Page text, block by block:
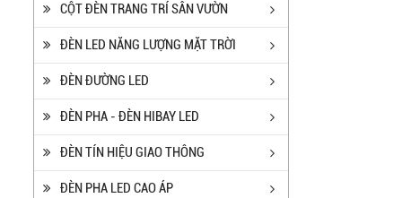
CỘT ĐÈN TRANG TRÍ SÂN VƯỜN
ĐÈN LED NĂNG LƯỢNG MẶT TRỜI
ĐÈN ĐƯỜNG LED
ĐÈN PHA - ĐÈN HIBAY LED
ĐÈN TÍN HIỆU GIAO THÔNG
ĐÈN PHA LED CAO ÁP